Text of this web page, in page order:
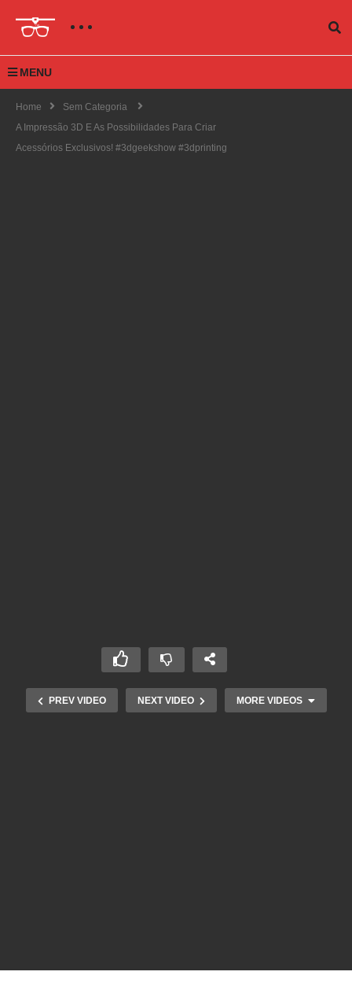
MENU
Home
Sem Categoria
A Impressão 3D E As Possibilidades Para Criar
Acessórios Exclusivos! #3dgeekshow #3dprinting
PREV VIDEO NEXT VIDEO MORE VIDEOS